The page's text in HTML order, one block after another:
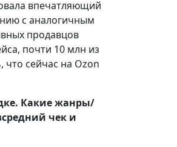
впечатляющий
с аналогичным
продавцов
почти 10 млн из
сейчас на Ozon
Какие жанры/
средний чек и